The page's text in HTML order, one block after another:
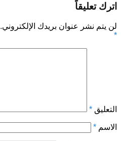
اترك تعليقاً
لن يتم نشر عنوان بريدك الإلكتروني.
*
التعليق *
الاسم *